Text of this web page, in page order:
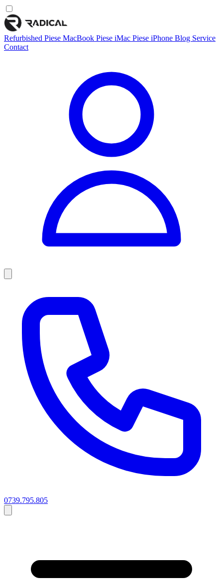
Refurbished Piese MacBook Piese iMac Piese iPhone Blog Service
Contact
0739.795.805